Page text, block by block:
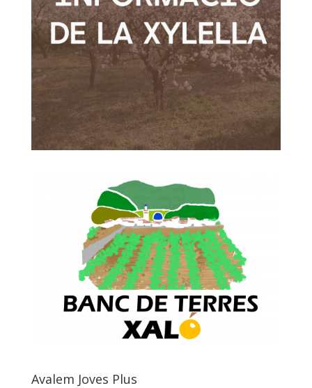
Avalem Joves Plus